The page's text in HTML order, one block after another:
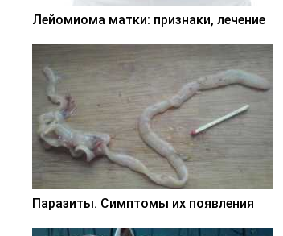
Лейомиома матки: признаки, лечение
Паразиты. Симптомы их появления